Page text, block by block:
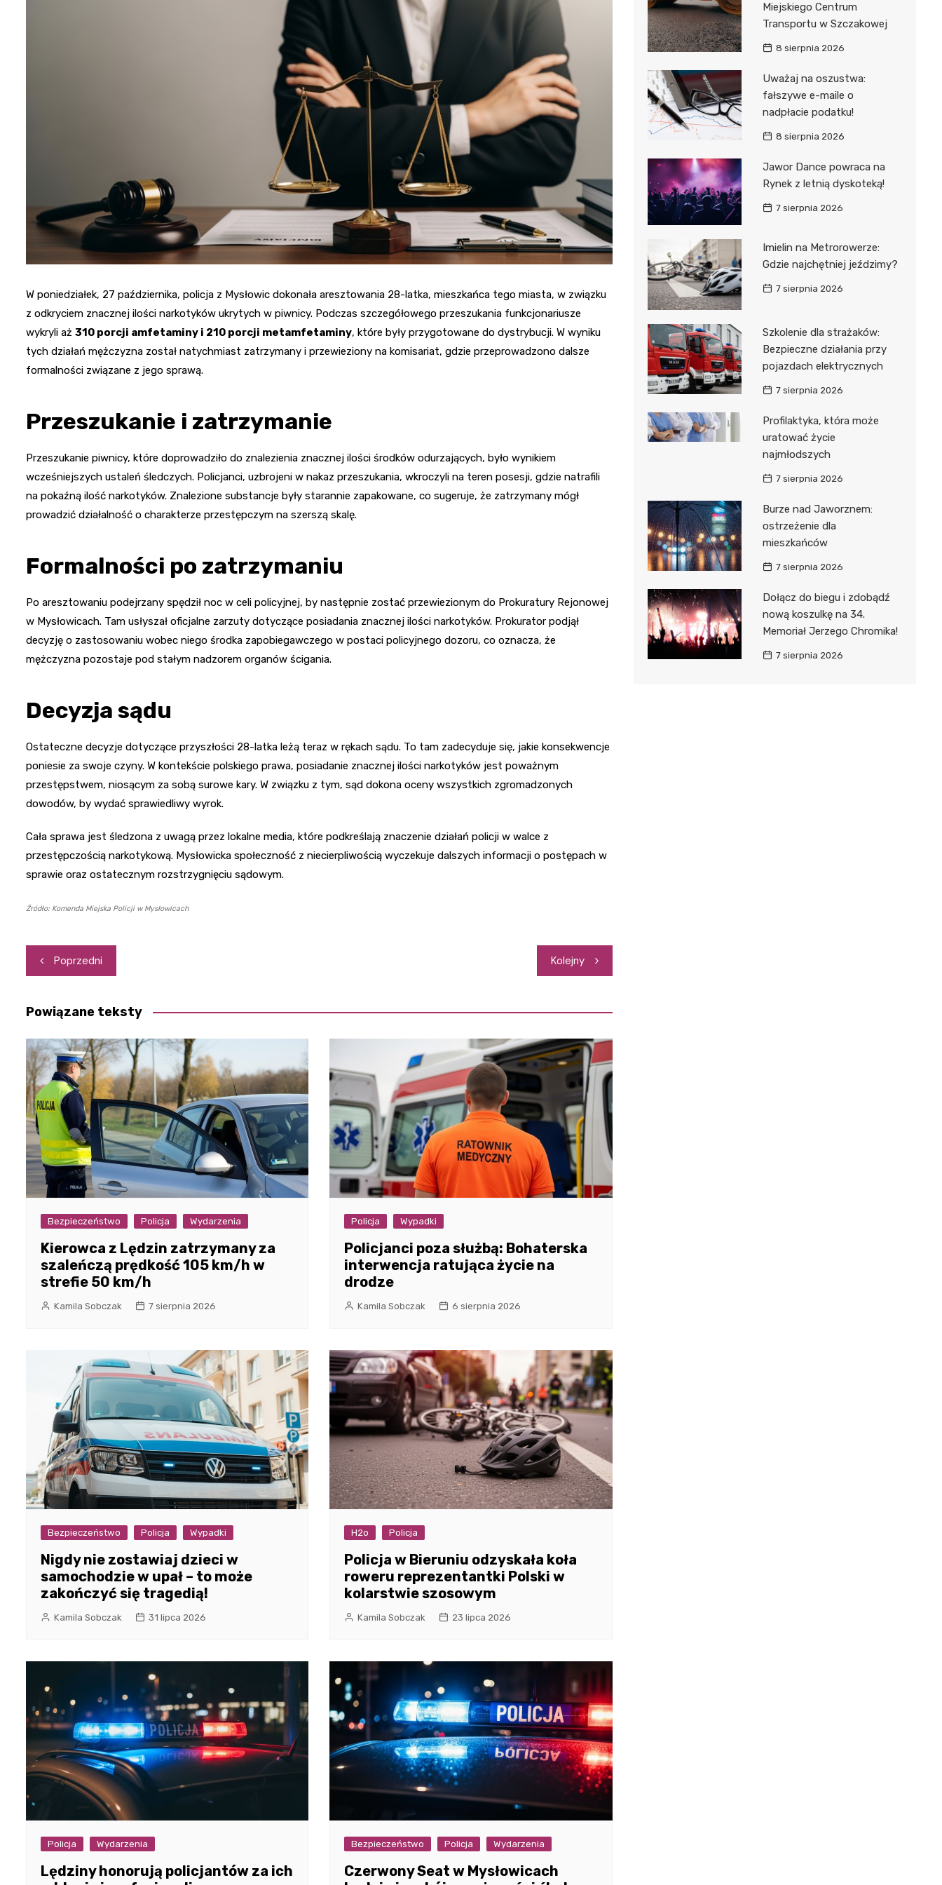
Kościół Najświętszego
Serca Pana Jezusa
Kaplica św. Jana
Chrzciciela
Promenada nad Przemszą
robotnicze Nikiszowiec w
Katowicach
W poniedziałek, 27 października, policja z Mysłowic dokonała aresztowania 28-latka, mieszkańca tego miasta, w związku
z odkryciem znacznej ilości narkotyków ukrytych w piwnicy. Podczas szczegółowego przeszukania funkcjonariusze
wykryli aż 310 porcji amfetaminy i 210 porcji metamfetaminy, które były przygotowane do dystrybucji. W wyniku
tych działań mężczyzna został natychmiast zatrzymany i przewieziony na komisariat, gdzie przeprowadzono dalsze
formalności związane z jego sprawą.
Przeszukanie i zatrzymanie
Przeszukanie piwnicy, które doprowadziło do znalezienia znacznej ilości środków odurzających, było wynikiem
wcześniejszych ustaleń śledczych. Policjanci, uzbrojeni w nakaz przeszukania, wkroczyli na teren posesji, gdzie natrafili
na pokaźną ilość narkotyków. Znalezione substancje były starannie zapakowane, co sugeruje, że zatrzymany mógł
prowadzić działalność o charakterze przestępczym na szerszą skalę.
Formalności po zatrzymaniu
Po aresztowaniu podejrzany spędził noc w celi policyjnej, by następnie zostać przewiezionym do Prokuratury Rejonowej
w Mysłowicach. Tam usłyszał oficjalne zarzuty dotyczące posiadania znacznej ilości narkotyków. Prokurator podjął
decyzję o zastosowaniu wobec niego środka zapobiegawczego w postaci policyjnego dozoru, co oznacza, że
mężczyzna pozostaje pod stałym nadzorem organów ścigania.
Decyzja sądu
Ostateczne decyzje dotyczące przyszłości 28-latka leżą teraz w rękach sądu. To tam zadecyduje się, jakie konsekwencje
poniesie za swoje czyny. W kontekście polskiego prawa, posiadanie znacznej ilości narkotyków jest poważnym
przestępstwem, niosącym za sobą surowe kary. W związku z tym, sąd dokona oceny wszystkich zgromadzonych
dowodów, by wydać sprawiedliwy wyrok.
Cała sprawa jest śledzona z uwagą przez lokalne media, które podkreślają znaczenie działań policji w walce z
przestępczością narkotykową. Mysłowicka społeczność z niecierpliwością wyczekuje dalszych informacji o postępach w
sprawie oraz ostatecznym rozstrzygnięciu sądowym.
Źródło: Komenda Miejska Policji w Mysłowicach
Nawigacja
wpisu
Poprzedni Kolejny
Powiązane teksty
Bezpieczeństwo Policja Wydarzenia
Kierowca z Lędzin zatrzymany za
szaleńczą prędkość 105 km/h w
strefie 50 km/h
Kamila Sobczak 7 sierpnia 2026
Policja Wypadki
Policjanci poza służbą: Bohaterska
interwencja ratująca życie na
drodze
Kamila Sobczak 6 sierpnia 2026
Bezpieczeństwo Policja Wypadki
Nigdy nie zostawiaj dzieci w
samochodzie w upał – to może
zakończyć się tragedią!
Kamila Sobczak 31 lipca 2026
H2o Policja
Policja w Bieruniu odzyskała koła
roweru reprezentantki Polski w
kolarstwie szosowym
Kamila Sobczak 23 lipca 2026
Policja Wydarzenia
Lędziny honorują policjantów za ich
Bezpieczeństwo Policja Wydarzenia
Czerwony Seat w Mysłowicach
Miejskiego Centrum
Transportu w Szczakowej
8 sierpnia 2026
Uważaj na oszustwa:
fałszywe e-maile o
nadpłacie podatku!
8 sierpnia 2026
Jawor Dance powraca na
Rynek z letnią dyskoteką!
7 sierpnia 2026
Imielin na Metrorowerze:
Gdzie najchętniej jeździmy?
7 sierpnia 2026
Szkolenie dla strażaków:
Bezpieczne działania przy
pojazdach elektrycznych
7 sierpnia 2026
Profilaktyka, która może
uratować życie
najmłodszych
7 sierpnia 2026
Burze nad Jaworznem:
ostrzeżenie dla
mieszkańców
7 sierpnia 2026
Dołącz do biegu i zdobądź
nową koszulkę na 34.
Memoriał Jerzego Chromika!
7 sierpnia 2026